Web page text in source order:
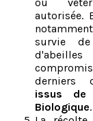
ou
autorisée.
survie
derniers
issus de
Biologique.